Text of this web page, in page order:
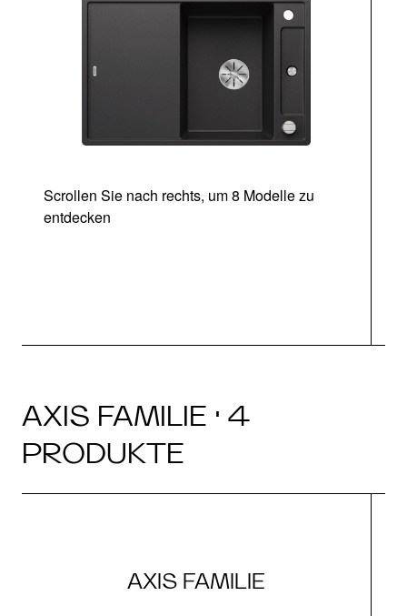
Scrollen Sie nach rechts, um 8 Modelle zu
entdecken
AXIS FAMILIE · 4
PRODUKTE
AXIS FAMILIE